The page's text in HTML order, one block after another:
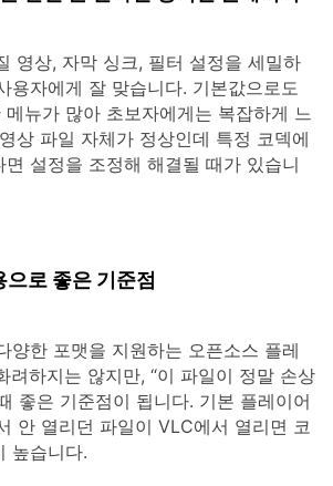
영상, 자막 싱크, 필터 설정을 세밀하
용자에게 잘 맞습니다. 기본값으로도
뉴가 많아 초보자에게는 복잡하게 느
상 파일 자체가 정상인데 특정 코덱에
설정을 조정해 해결될 때가 있습니
로 좋은 기준점
양한 포맷을 지원하는 오픈소스 플레
려하지는 않지만, “이 파일이 정말 손상
좋은 기준점이 됩니다. 기본 플레이어
안 열리던 파일이 VLC에서 열리면 코
높습니다.